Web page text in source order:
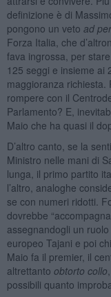
definizione è di
pongono un veto ad
Forza Italia, che
fava ingrossa, per
125 seggi e insieme ai
maggioranza richiesta.
rompere con il
Parlamento? E,
Maio che ha quasi il
D’altro canto, se la
Ministro nelle mani di
lunga, il primo partito
l’altro, analoghe
se con numeri ridotti.
dovrebbe
assegnandogli un
europeo Tajani e poi
Maio fa il premier, il
altrettanto obtorto collo
possibili quanto